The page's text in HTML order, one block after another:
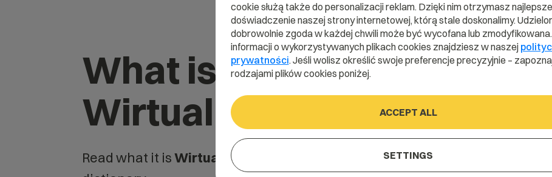
What is
Wirtualizacja?
Read what it isWirtualizacja
cookie służą także do personalizacji reklam. Dzięki nim otrzymasz najlepsze
doświadczenie naszej strony internetowej, którą stale doskonalimy.
dobrowolnie zgoda w każdej chwili może być wycofana lub
informacji o wykorzystywanych plikach cookies znajdziesz w naszej
prywatności. Jeśli wolisz określić swoje preferencje precyzyjnie –
rodzajami plików cookies poniżej.
ACCEPT ALL
SETTINGS